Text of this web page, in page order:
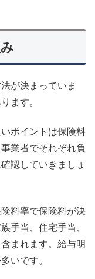
が決まっていま
ます。
ポイントは保険料
業者でそれぞれ負
認していきましょ
料率で保険料が決
手当、住宅手当、
まれます。給与明
いです。